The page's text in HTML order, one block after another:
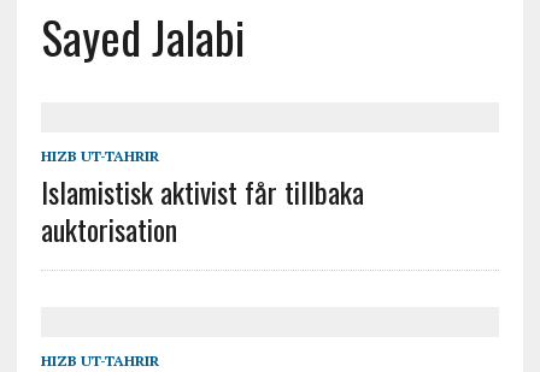
Sayed Jalabi
HIZB UT-TAHRIR
Islamistisk aktivist får tillbaka
auktorisation
HIZB UT-TAHRIR